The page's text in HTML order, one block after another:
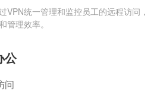
VPN统一管理和监控员工的远程访问，
管理效率。
公
问